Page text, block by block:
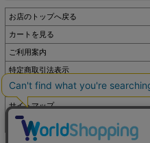
お店のトップへ戻る
カートを見る
ご利用案内
特定商取引法表示
個人情報の取扱い
サイトマップ
お問い合わせ